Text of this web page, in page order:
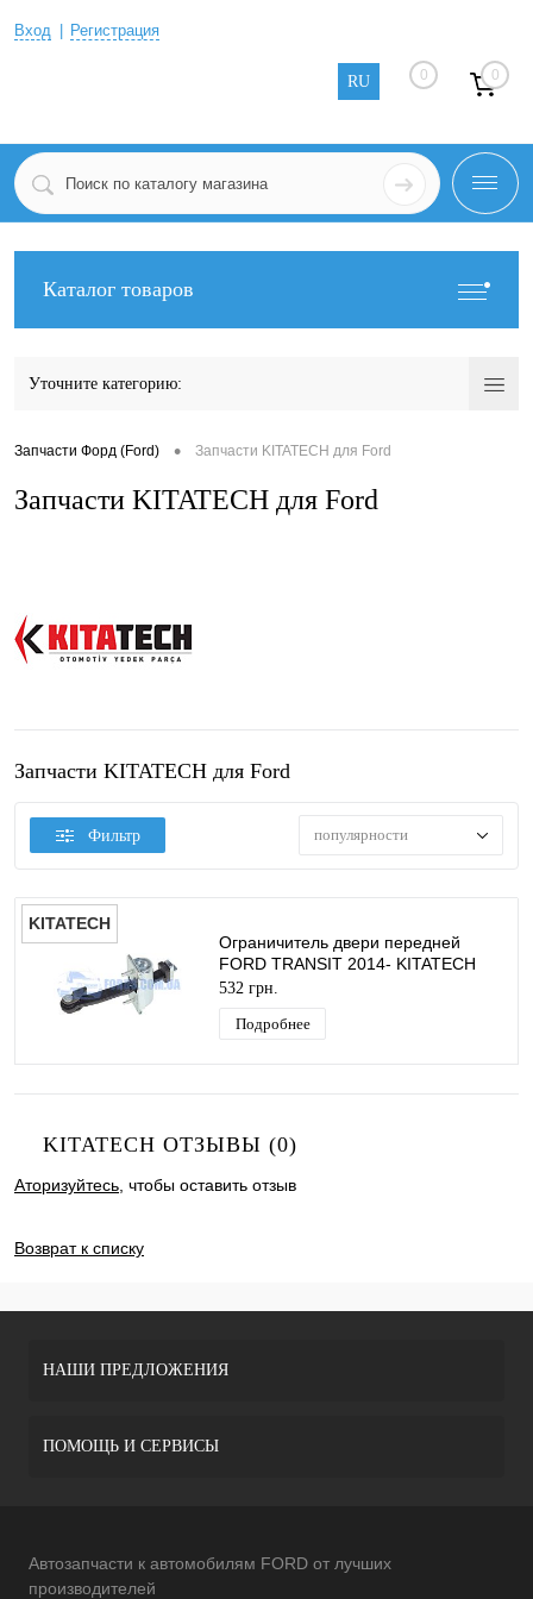
Вход Регистрация
RU 0 0
Каталог товаров
Уточните категорию:
Запчасти Форд (Ford) • Запчасти KITATECH для Ford
Запчасти KITATECH для Ford
Запчасти KITATECH для Ford
Фильтр популярности
KITATECH
Ограничитель двери передней
FORD TRANSIT 2014- KITATECH
532 грн.
Подробнее
KITATECH ОТЗЫВЫ (0)
Аторизуйтесь , чтобы оставить отзыв
Возврат к списку
НАШИ ПРЕДЛОЖЕНИЯ
ПОМОЩЬ И СЕРВИСЫ
Автозапчасти к автомобилям FORD от лучших
производителей